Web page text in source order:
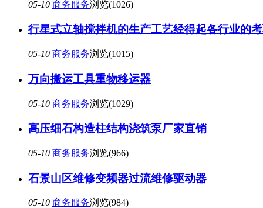
05-10 商务服务浏览(1026)
行星式立轴搅拌机的生产工艺经得起各行业的
05-10 商务服务浏览(1015)
万向搬运工具重物移运器
05-10 商务服务浏览(1029)
高压细石构造柱结构浇筑泵厂家直销
05-10 商务服务浏览(966)
石景山区维修变频器过流维修驱动器
05-10 商务服务浏览(984)